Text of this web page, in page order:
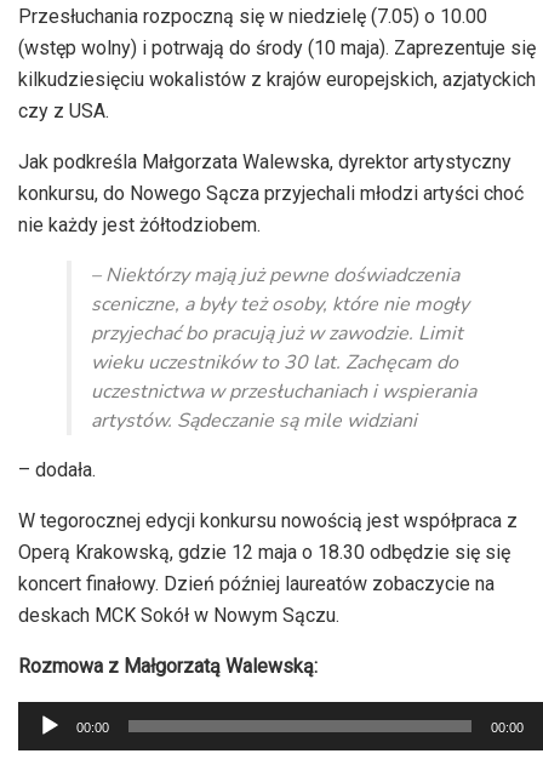
Przesłuchania rozpoczną się w niedzielę (7.05) o 10.00
(wstęp wolny) i potrwają do środy (10 maja). Zaprezentuje się
kilkudziesięciu wokalistów z krajów europejskich, azjatyckich
czy z USA.
Jak podkreśla Małgorzata Walewska, dyrektor artystyczny
konkursu, do Nowego Sącza przyjechali młodzi artyści choć
nie każdy jest żółtodziobem.
– Niektórzy mają już pewne doświadczenia
sceniczne, a były też osoby, które nie mogły
przyjechać bo pracują już w zawodzie. Limit
wieku uczestników to 30 lat. Zachęcam do
uczestnictwa w przesłuchaniach i wspierania
artystów. Sądeczanie są mile widziani
– dodała.
W tegorocznej edycji konkursu nowością jest współpraca z
Operą Krakowską, gdzie 12 maja o 18.30 odbędzie się się
koncert finałowy. Dzień później laureatów zobaczycie na
deskach MCK Sokół w Nowym Sączu.
Rozmowa z Małgorzatą Walewską:
Odtwarzacz
plików
00:00 00:00